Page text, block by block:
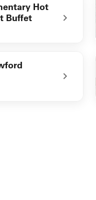
Hot
Buffet
Breakfast Buffet